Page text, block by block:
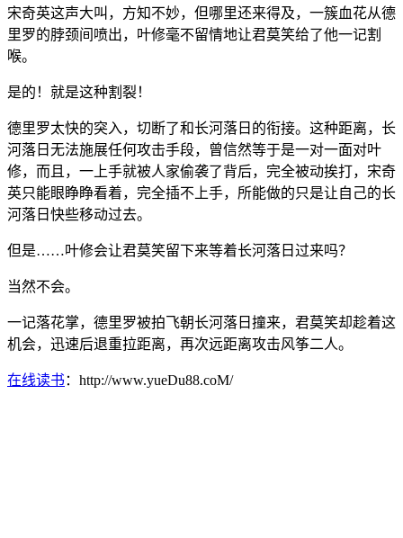
宋奇英这声大叫，方知不妙，但哪里还来得及，一簇血花从德
里罗的脖颈间喷出，叶修毫不留情地让君莫笑给了他一记割
喉。
是的！就是这种割裂！
德里罗太快的突入，切断了和长河落日的衔接。这种距离，长
河落日无法施展任何攻击手段，曾信然等于是一对一面对叶
修，而且，一上手就被人家偷袭了背后，完全被动挨打，宋奇
英只能眼睁睁看着，完全插不上手，所能做的只是让自己的长
河落日快些移动过去。
但是……叶修会让君莫笑留下来等着长河落日过来吗？
当然不会。
一记落花掌，德里罗被拍飞朝长河落日撞来，君莫笑却趁着这
机会，迅速后退重拉距离，再次远距离攻击风筝二人。
在线读书 ：http://www.yueDu88.coM/